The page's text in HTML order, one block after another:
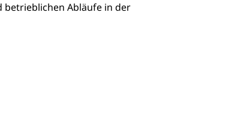
betrieblichen Abläufe in der